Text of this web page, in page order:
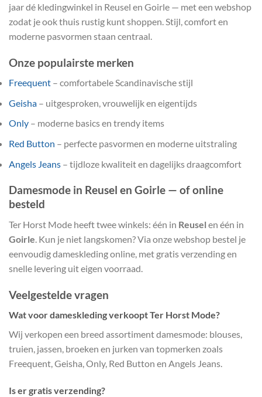
jaar dé kledingwinkel in Reusel en Goirle — met een webshop
zodat je ook thuis rustig kunt shoppen. Stijl, comfort en
moderne pasvormen staan centraal.
Onze populairste merken
Freequent – comfortabele Scandinavische stijl
Geisha – uitgesproken, vrouwelijk en eigentijds
Only – moderne basics en trendy items
Red Button – perfecte pasvormen en moderne uitstraling
Angels Jeans – tijdloze kwaliteit en dagelijks draagcomfort
Damesmode in Reusel en Goirle — of online
besteld
Ter Horst Mode heeft twee winkels: één in Reusel en één in
Goirle. Kun je niet langskomen? Via onze webshop bestel je
eenvoudig dameskleding online, met gratis verzending en
snelle levering uit eigen voorraad.
Veelgestelde vragen
Wat voor dameskleding verkoopt Ter Horst Mode?
Wij verkopen een breed assortiment damesmode: blouses,
truien, jassen, broeken en jurken van topmerken zoals
Freequent, Geisha, Only, Red Button en Angels Jeans.
Is er gratis verzending?